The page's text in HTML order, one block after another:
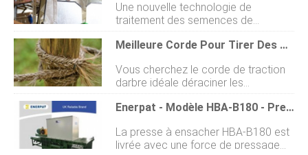
Une nouvelle technologie de
traitement des semences de
Verdesian Life Sciences fait son
entrée sur le marché. FlexConnect, le
dinoculants de soja, permettra aux
applicateurs de réduire les déchets
et de gagner du temps lorsque vient
le temps de mélanger les inoculants
de soja. Combiné avec un port de
mélange, FlexConnect permet aux
applicateurs de manipuler et de
Meilleure Corde Pour Tirer Des Arbres - Nos 5 Meilleurs Choix
Vous cherchez le corde de traction
darbre idéale déraciner les
indésirables, peut-être des arbres
dangereux ? Dans cette revue riche
tout ce dont vous avez besoin pour
faire un investissement décent. Si
Enerpat - Modèle HBA-B180 - Presse À Balles De Copeaux De Miscanthus
La presse à ensacher HBA-B180 est
livrée avec une force de pressage